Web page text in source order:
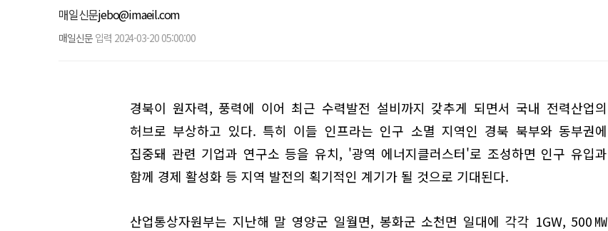
매일신문jebo@imaeil.com
매일신문 입력 2024-03-20 05:00:00
경북이 원자력, 풍력에 이어 최근 수력발전 설비까지 갖추게 되면서 국내 전력산업의
허브로 부상하고 있다. 특히 이들 인프라는 인구 소멸 지역인 경북 북부와 동부권에
집중돼 관련 기업과 연구소 등을 유치, '광역 에너지클러스터'로 조성하면 인구 유입과
함께 경제 활성화 등 지역 발전의 획기적인 계기가 될 것으로 기대된다.
산업통상자원부는 지난해 말 영양군 일월면, 봉화군 소천면 일대에 각각 1GW, 500㎿